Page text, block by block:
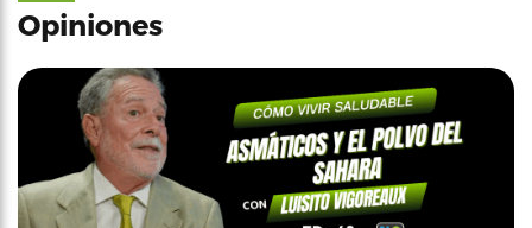
Opiniones